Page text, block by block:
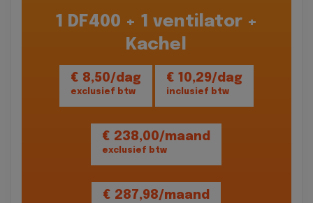
1 DF400 + 1 ventilator +
Kachel
€ 8,50/dag
exclusief btw
€ 10,29/dag
inclusief btw
€ 238,00/maand
exclusief btw
€ 287,98/maand